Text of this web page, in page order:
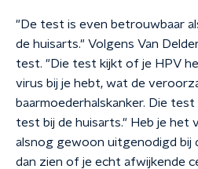
"De test is even betrouwbaar
de huisarts." Volgens Van
test. "Die test kijkt of je HPV
virus bij je hebt, wat de
baarmoederhalskanker. Die
test bij de huisarts." Heb je het
alsnog gewoon uitgenodigd bij
dan zien of je echt afwijkende